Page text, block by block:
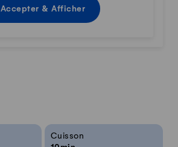
Accepter & Afficher
Cuisson